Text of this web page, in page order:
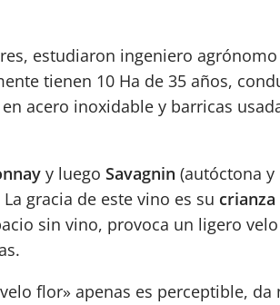
estudiaron ingeniero
tienen 10 Ha de 35 años,
acero inoxidable y barricas
y luego Savagnin (autóctona y
gracia de este vino es su
sin vino, provoca un ligero
flor» apenas es perceptible,